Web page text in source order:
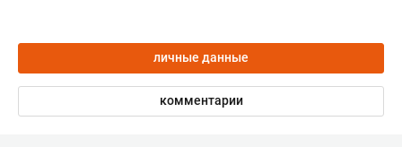
личные данные
комментарии